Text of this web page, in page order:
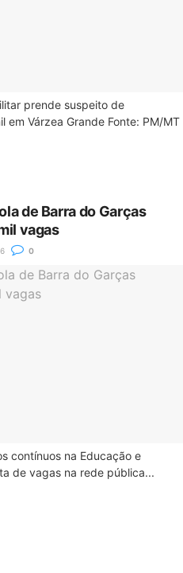
prende suspeito de
em Várzea Grande Fonte: PM/MT
de Barra do Garças
vagas
0
contínuos na Educação e
de vagas na rede pública...